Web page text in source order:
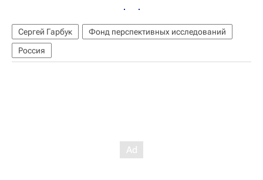
Сергей Гарбук
Фонд перспективных исследований
Россия